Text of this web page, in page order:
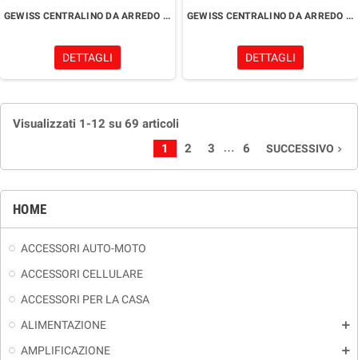
HOME
ACCESSORI AUTO-MOTO
ACCESSORI CELLULARE
ACCESSORI PER LA CASA
ALIMENTAZIONE
add
AMPLIFICAZIONE add
GEWISS CENTRALINO DA ARREDO CON PARETI LISCE 12 MODULI
DETTAGLI
GEWISS CENTRALINO DA ARREDO CON PARETI LISCE 8MODULI
DETTAGLI
Visualizzati 1-12 su 69 articoli
1
2 3 … 6 SUCCESSIVO navigate_next